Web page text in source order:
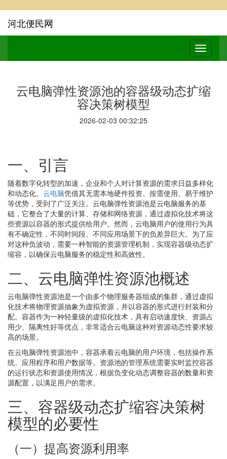
河北便民网
云电脑弹性资源池的容器级动态扩缩
容决策树模型
2026-02-03 00:32:25
一、引言
随着数字化转型的加速，企业和个人对计算资源的需求日益多样化
和动态化。 云电脑凭借其无需本地硬件投资、按需使用、易于维护
等优势，受到了广泛关注。云电脑弹性资源池是云电脑服务的基
础，它整合了大量的计算、存储和网络资源，通过虚拟化技术将这
些资源以容器的形式提供给用户。然而，云电脑用户的使用行为具
有不确定性，不同时间段、不同应用场景下的负差异巨大。为了应
对这种负波动，需要一种智能的资源管理机制，实现容器级动态扩
缩容，以确保云电脑服务的稳定性和高效性。
二、云电脑弹性资源池概述
云电脑弹性资源池是一个由多个物理服务器组成的集群，通过虚拟
化技术将物理资源抽象为虚拟资源，并以容器的形式进行封装和分
配。容器作为一种轻量级的虚拟化技术，具有启动速度快、资源占
用少、隔离性好等优点，非常适合云电脑这种对资源动态性要求较
高的场景。
在云电脑弹性资源池中，容器承着云电脑的用户环境，包括操作系
统、应用程序和用户数据等。资源池的管理系统需要实时监控容器
的运行状态和资源使用情况，根据负变化动态调整容器的数量和资
源配置，以满足用户的需求。
三、容器级动态扩缩容决策树
模型的必要性
（一）提高资源利用率